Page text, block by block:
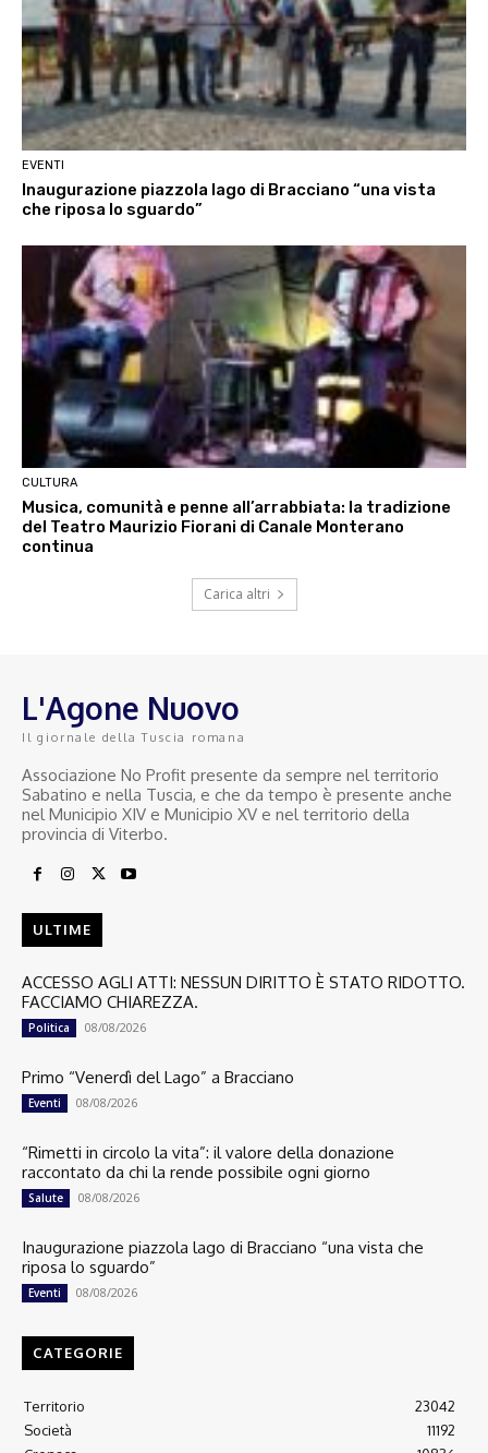
EVENTI
Inaugurazione piazzola lago di Bracciano “una vista
che riposa lo sguardo”
CULTURA
Musica, comunità e penne all’arrabbiata: la tradizione
del Teatro Maurizio Fiorani di Canale Monterano
continua
Carica altri
L'Agone Nuovo
Il giornale della Tuscia romana
Associazione No Profit presente da sempre nel territorio
Sabatino e nella Tuscia, e che da tempo è presente anche
nel Municipio XIV e Municipio XV e nel territorio della
provincia di Viterbo.
ULTIME
ACCESSO AGLI ATTI: NESSUN DIRITTO È STATO RIDOTTO.
FACCIAMO CHIAREZZA.
Politica 08/08/2026
Primo “Venerdì del Lago” a Bracciano
Eventi 08/08/2026
“Rimetti in circolo la vita”: il valore della donazione
raccontato da chi la rende possibile ogni giorno
Salute 08/08/2026
Inaugurazione piazzola lago di Bracciano “una vista che
riposa lo sguardo”
Eventi 08/08/2026
CATEGORIE
Territorio
23042
Società
11192